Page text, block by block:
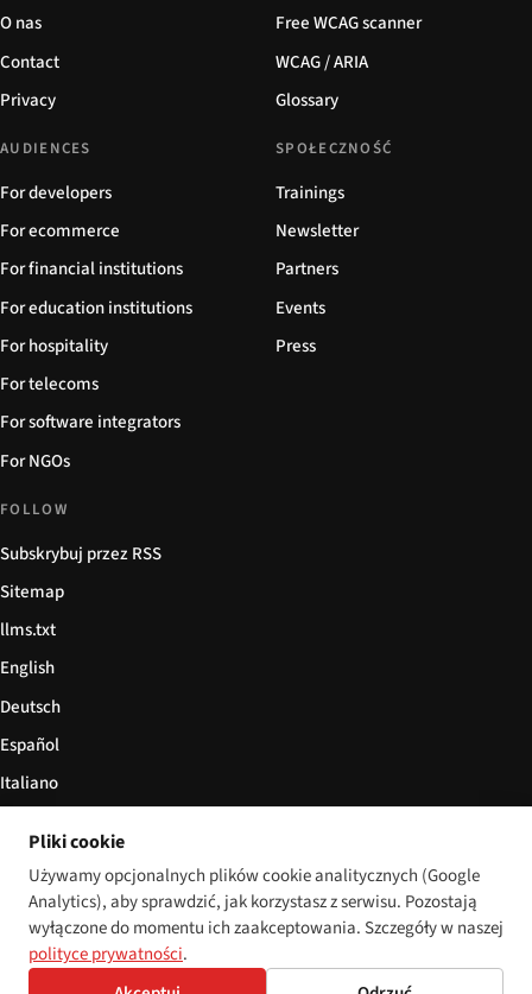
O nas
Contact
Privacy
Free WCAG scanner
WCAG / ARIA
Glossary
AUDIENCES
For developers
For ecommerce
For financial institutions
For education institutions
For hospitality
For telecoms
For software integrators
For NGOs
SPOŁECZNOŚĆ
Trainings
Newsletter
Partners
Events
Press
FOLLOW
Subskrybuj przez RSS
Sitemap
llms.txt
English
Deutsch
Español
Italiano
© 2026 Disability World. Wszelkie prawa zastrzeżone. Cookie settings
Pliki cookie
Używamy opcjonalnych plików cookie analitycznych (Google
Analytics), aby sprawdzić, jak korzystasz z serwisu. Pozostają
wyłączone do momentu ich zaakceptowania. Szczegóły w naszej
polityce prywatności.